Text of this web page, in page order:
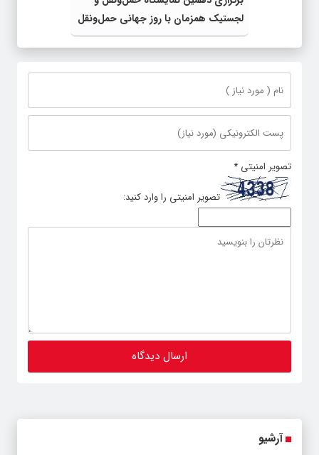
لجستیک همزمان با روز جهانی حمل‌ونقل
پایدار سازمان ملل متحد
تصویر امنیتی *
تصویر امنیتی را وارد کنید:
آرشیو